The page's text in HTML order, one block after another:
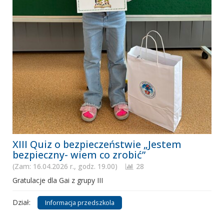
XIII Quiz o bezpieczeństwie „Jestem
bezpieczny- wiem co zrobić”
(Zam: 16.04.2026 r., godz. 19.00)
28
Gratulacje dla Gai z grupy III
Dział: Informacja przedszkola